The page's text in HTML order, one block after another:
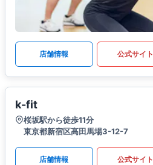
店舗情報 公式サイト
k-fit
桜坂駅から徒歩11分
東京都新宿区高田馬場3-12-7
店舗情報 公式サイト